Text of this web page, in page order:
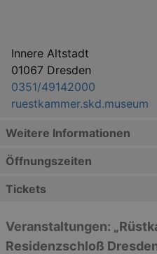
Innere Altstadt
01067 Dresden
0351/49142000
ruestkammer.skd.museum
Weitere Informationen
Öffnungszeiten
Tickets
Veranstaltungen:
Residenzschloß